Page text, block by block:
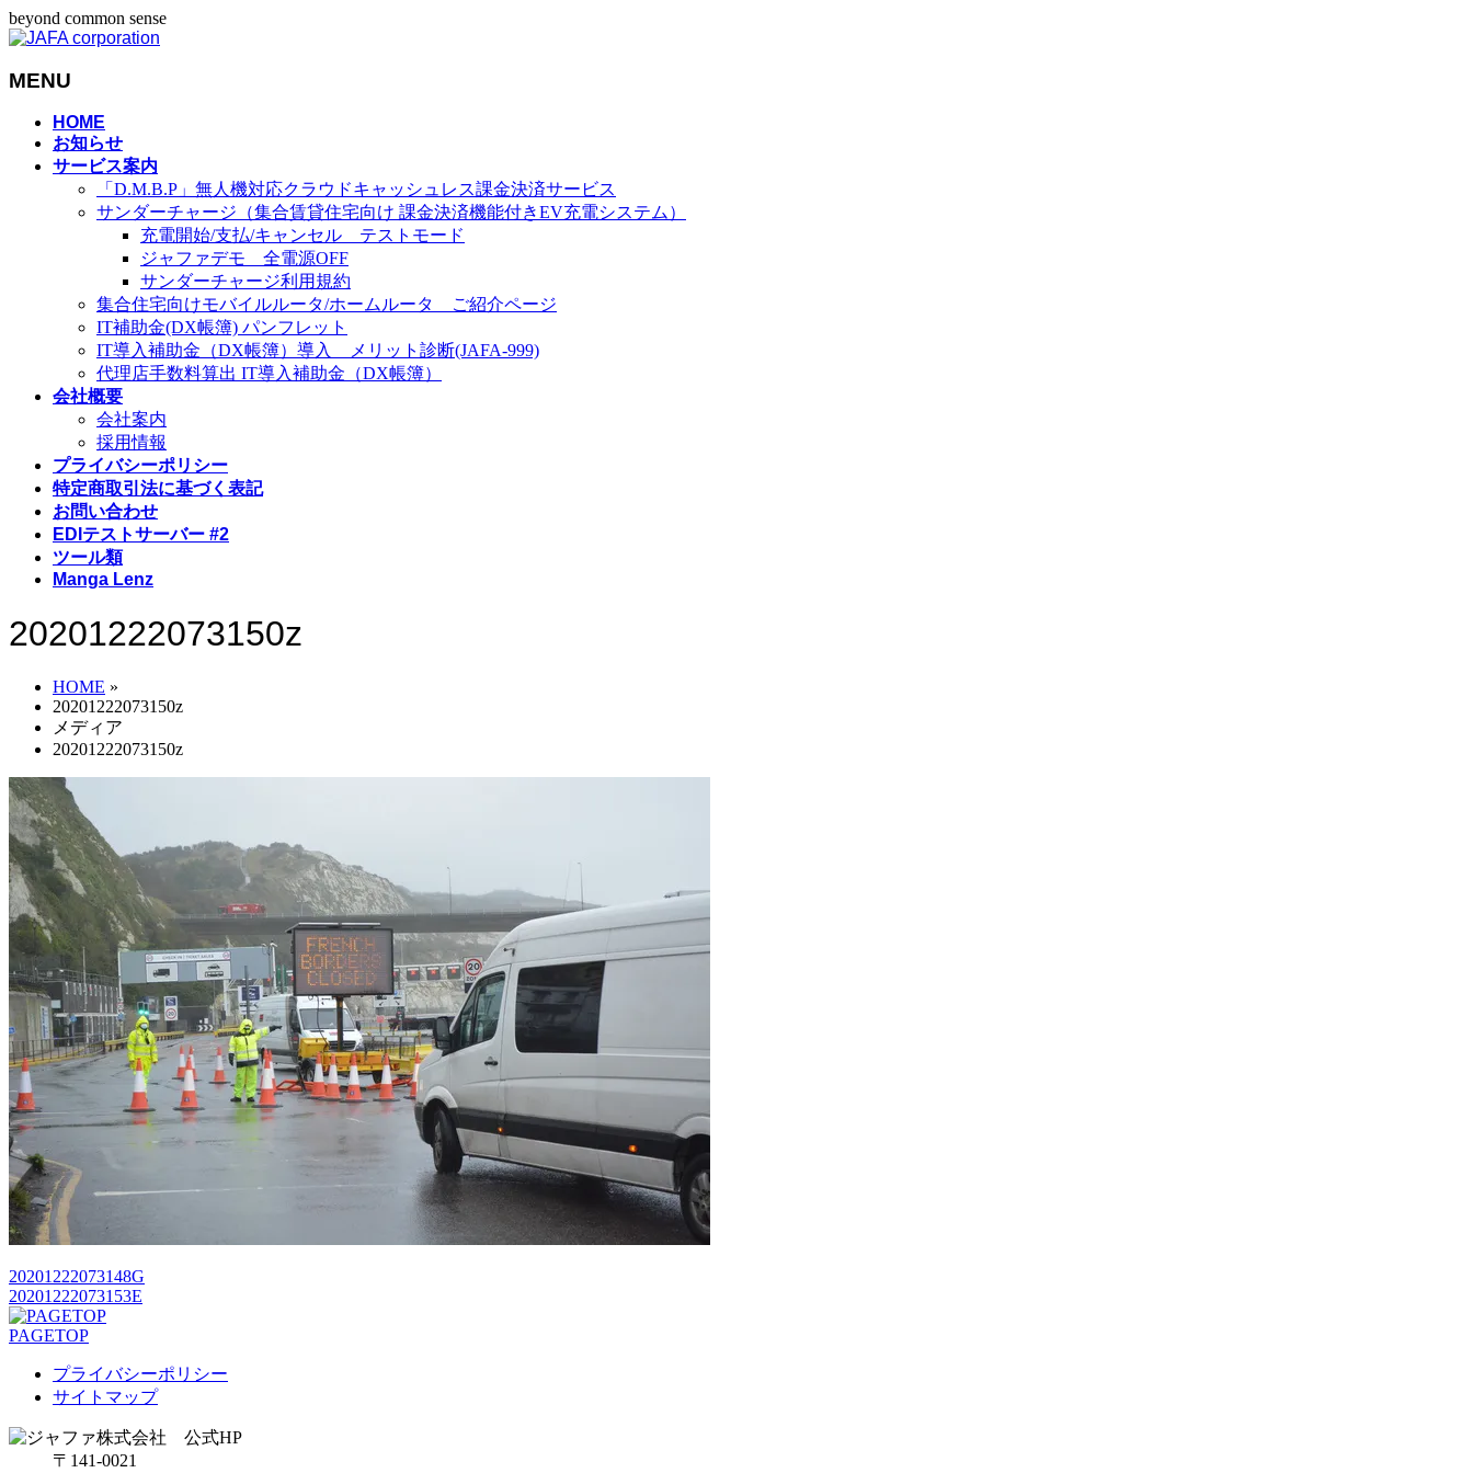
beyond common sense
MENU
HOME
お知らせ
サービス案内
「D.M.B.P」無人機対応クラウドキャッシュレス課金決済サービス
サンダーチャージ（集合賃貸住宅向け 課金決済機能付きEV充電システム）
充電開始/支払/キャンセル テストモード
ジャファデモ 全電源OFF
サンダーチャージ利用規約
集合住宅向けモバイルルータ/ホームルータ ご紹介ページ
IT補助金(DX帳簿) パンフレット
IT導入補助金（DX帳簿）導入 メリット診断(JAFA-999)
代理店手数料算出 IT導入補助金（DX帳簿）
会社概要
会社案内
採用情報
プライバシーポリシー
特定商取引法に基づく表記
お問い合わせ
EDIテストサーバー #2
ツール類
Manga Lenz
20201222073150z
HOME »
20201222073150z
メディア
20201222073150z
20201222073148G
20201222073153E
PAGETOP
プライバシーポリシー
サイトマップ
〒141-0021